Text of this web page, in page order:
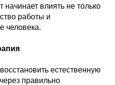
влиять не только
работы и
человека.
естественную
правильно